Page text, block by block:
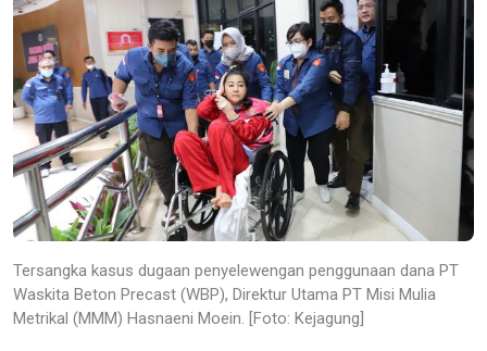
Tersangka kasus dugaan penyelewengan penggunaan dana PT
Waskita Beton Precast (WBP), Direktur Utama PT Misi Mulia
Metrikal (MMM) Hasnaeni Moein. [Foto: Kejagung]